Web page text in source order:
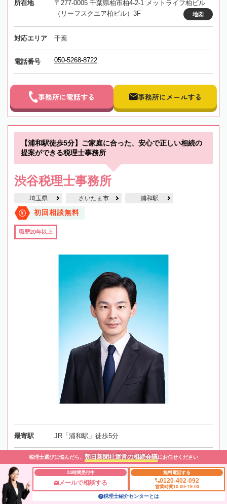
所在地
〒277-0005 千葉県柏市柏4-2-1 メットライフ柏ビル
（リーフスクエア柏ビル）3F
地図
対応エリア 千葉
電話番号 050-5268-8722
事務所に電話する 事務所にメールする
【浦和駅徒歩5分】ご家庭に合った、安心で正しい相続の
提案ができる税理士事務所
渋谷税理士事務所
埼玉県 さいたま市 浦和駅
初回相談無料
職歴20年以上
最寄駅 JR「浦和駅」徒歩5分
所在地 〒330-0056 埼玉県さいたま市浦和区東仲町16-20
地図
対応エリア
税理士選びに悩んだら、 朝日新聞社運営の相続会議にお任せください
24時間受付中
メールで相談する
無料電話する
0120-402-092
営業時間10:00~19:00
税理士紹介センターとは